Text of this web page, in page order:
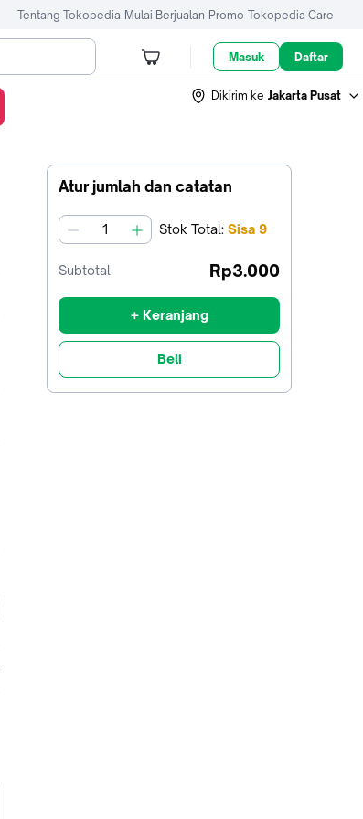
Tentang Tokopedia Mulai Berjualan Promo Tokopedia Care
Masuk Daftar
Dikirim ke Jakarta Pusat
Atur jumlah dan catatan
jumlah Stok Total: Sisa 9
Subtotal Rp3.000
+ Keranjang
Beli